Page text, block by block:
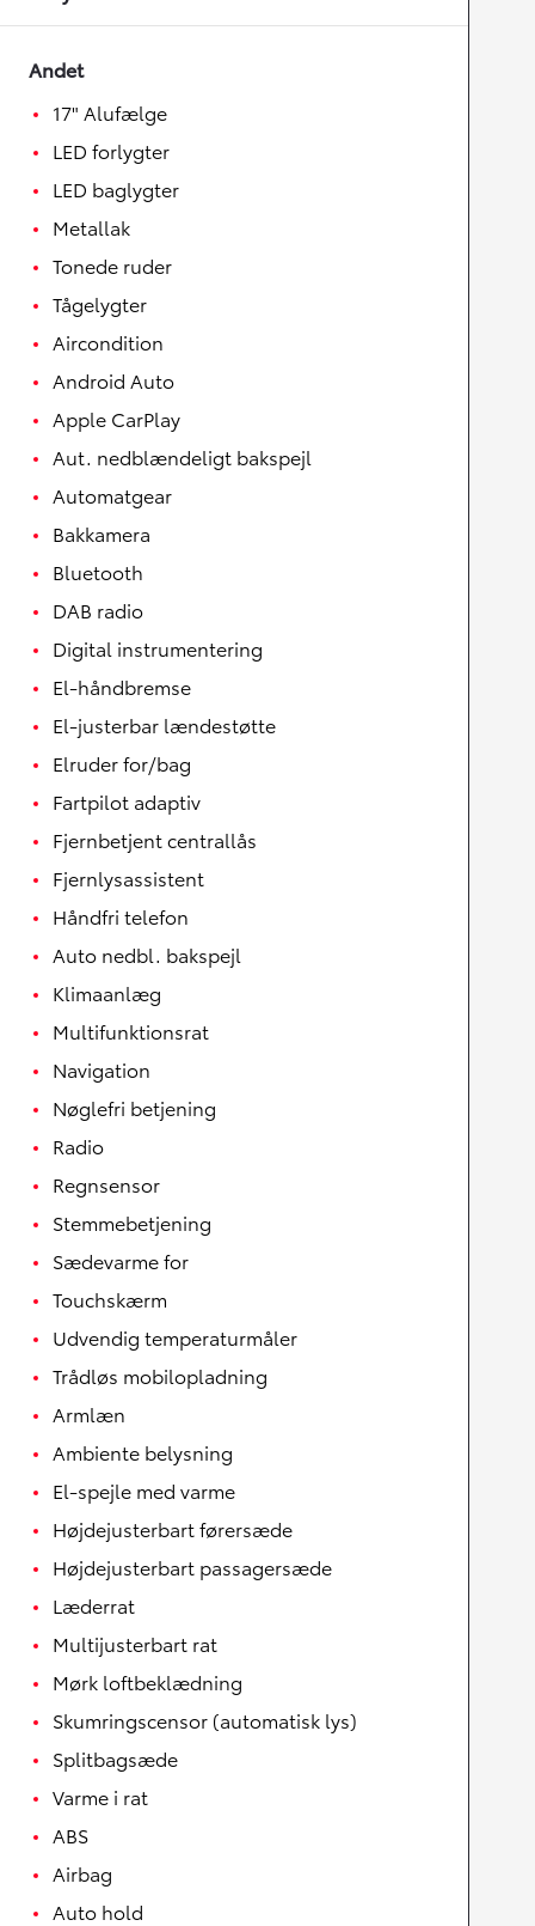
Andet
17" Alufælge
LED forlygter
LED baglygter
Metallak
Tonede ruder
Tågelygter
Aircondition
Android Auto
Apple CarPlay
Aut. nedblændeligt bakspejl
Automatgear
Bakkamera
Bluetooth
DAB radio
Digital instrumentering
El-håndbremse
El-justerbar lændestøtte
Elruder for/bag
Fartpilot adaptiv
Fjernbetjent centrallås
Fjernlysassistent
Håndfri telefon
Auto nedbl. bakspejl
Klimaanlæg
Multifunktionsrat
Navigation
Nøglefri betjening
Radio
Regnsensor
Stemmebetjening
Sædevarme for
Touchskærm
Udvendig temperaturmåler
Trådløs mobilopladning
Armlæn
Ambiente belysning
El-spejle med varme
Højdejusterbart førersæde
Højdejusterbart passagersæde
Læderrat
Multijusterbart rat
Mørk loftbeklædning
Skumringscensor (automatisk lys)
Splitbagsæde
Varme i rat
ABS
Airbag
Auto hold